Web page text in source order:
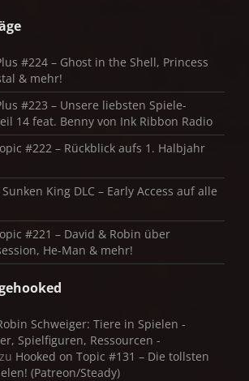
#224 – Ghost in the Shell, Princess
& mehr!
#223 – Unsere liebsten Spiele-
14 feat. Benny von Ink Ribbon Radio
#222 – Rückblick aufs 1. Halbjahr
King DLC – Early Access auf alle
#221 – David & Robin über
He-Man & mehr!
Schweiger: Tiere in Spielen -
Spielfiguren, Ressourcen -
zu Hooked on Topic #131 – Die tollsten
(Patreon/Steady)